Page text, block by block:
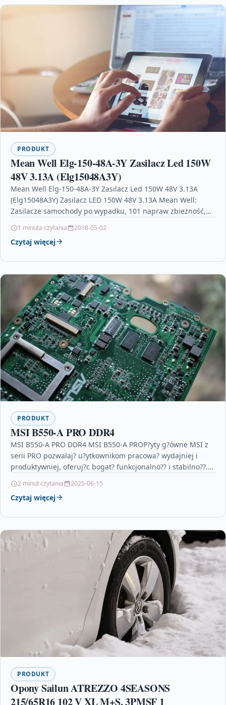
PRODUKT
Mean Well Elg-150-48A-3Y Zasilacz Led 150W
48V 3.13A (Elg15048A3Y)
Mean Well Elg-150-48A-3Y Zasilacz Led 150W 48V 3.13A
(Elg15048A3Y) Zasilacz LED 150W 48V 3.13A Mean Well:
Zasilacze samochody po wypadku, 101 napraw zbieżność,
1 minuta czytania 2018-05-02
Czytaj więcej
PRODUKT
MSI B550-A PRO DDR4
MSI B550-A PRO DDR4 MSI B550-A PROP?yty g?ówne MSI z
serii PRO pozwalaj? u?ytkownikom pracowa? wydajniej i
produktywniej, oferuj?c bogat? funkcjonalno?? i stabilno??.
2 minut czytania 2025-06-15
Czytaj więcej
PRODUKT
Opony Sailun ATREZZO 4SEASONS
215/65R16 102 V XL M+S, 3PMSF 1